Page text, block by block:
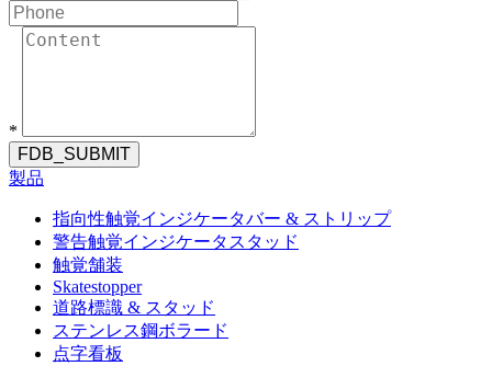
*
FDB_SUBMIT
製品
指向性触覚インジケータバー & ストリップ
警告触覚インジケータスタッド
触覚舗装
Skatestopper
道路標識 & スタッド
ステンレス鋼ボラード
点字看板